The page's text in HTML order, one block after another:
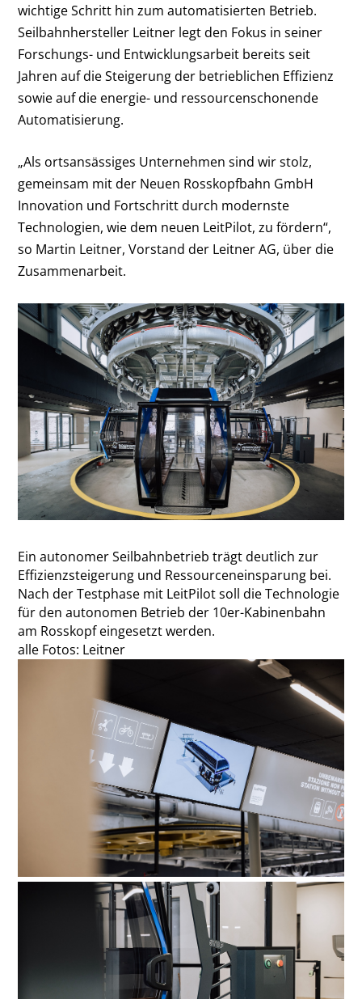
wichtige Schritt hin zum automatisierten Betrieb.
Seilbahnhersteller Leitner legt den Fokus in seiner
Forschungs- und Entwicklungsarbeit bereits seit
Jahren auf die Steigerung der betrieblichen Effizienz
sowie auf die energie- und ressourcenschonende
Automatisierung.
„Als ortsansässiges Unternehmen sind wir stolz,
gemeinsam mit der Neuen Rosskopfbahn GmbH
Innovation und Fortschritt durch modernste
Technologien, wie dem neuen LeitPilot, zu fördern“,
so Martin Leitner, Vorstand der Leitner AG, über die
Zusammenarbeit.
Ein autonomer Seilbahnbetrieb trägt deutlich zur
Effizienzsteigerung und Ressourceneinsparung bei.
Nach der Testphase mit LeitPilot soll die Technologie
für den autonomen Betrieb der 10er-Kabinenbahn
am Rosskopf eingesetzt werden.
alle Fotos: Leitner